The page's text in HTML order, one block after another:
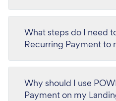
What steps do I need
Recurring Payment to
Why should I use
Payment on my